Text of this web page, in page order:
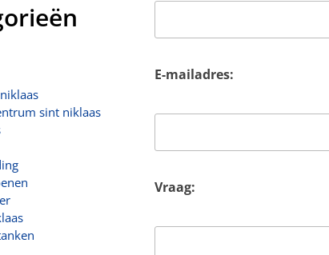
sint niklaas
E-mailadres:
Vraag: